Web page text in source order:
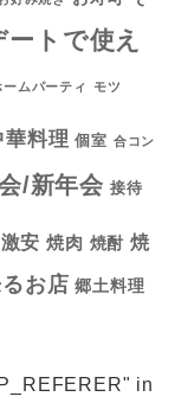
ートで使え
ームパーティ モツ
華料理 個室 合コン
/新年会 接待
激安 焼肉 焼酎 焼
お店 郷土料理
in